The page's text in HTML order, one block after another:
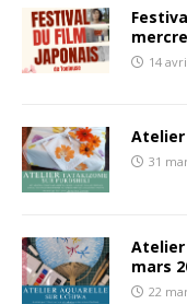
14
Atelier
31
Atelier
mars
22